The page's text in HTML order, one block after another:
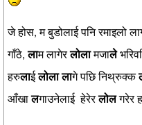
जे होस, म बुडोलाई पनि रमाइलो
गाँठे,लाम लागेरलोलामजाले
हरुलाईलोला लागे पछि निथ्रुक्क
आँखालगाउनेलाई हेरेरलोलगरेर